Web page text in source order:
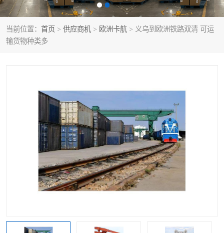
当前位置： 首页 > 供应商机 > 欧洲卡航 > 义乌到欧洲铁路双清 可运
输货物种类多
门 到门
墨西哥海运/空运-双清到
门